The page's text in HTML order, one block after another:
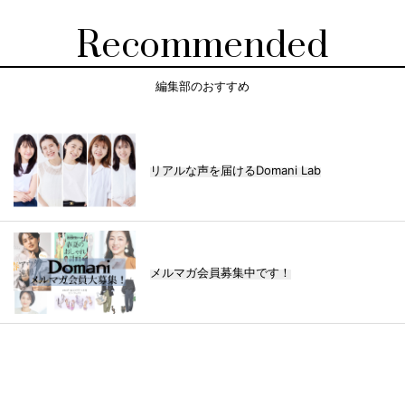
Recommended
編集部のおすすめ
リアルな声を届けるDomani Lab
メルマガ会員募集中です！